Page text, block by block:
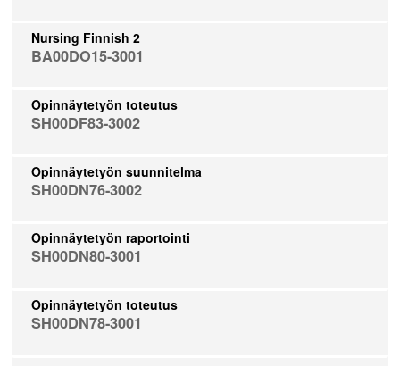
Nursing Finnish 2
BA00DO15-3001
Opinnäytetyön toteutus
SH00DF83-3002
Opinnäytetyön suunnitelma
SH00DN76-3002
Opinnäytetyön raportointi
SH00DN80-3001
Opinnäytetyön toteutus
SH00DN78-3001